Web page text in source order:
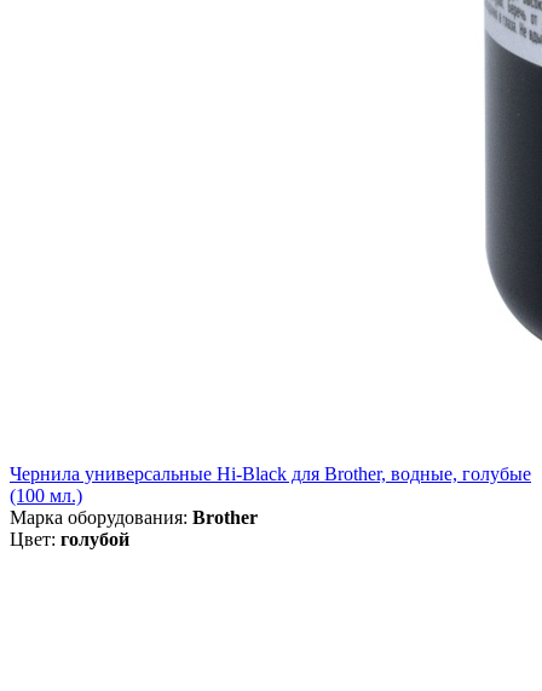
Чернила универсальные Hi-Black для Brother, водные, голубые
(100 мл.)
Марка оборудования: Brother
Цвет: голубой